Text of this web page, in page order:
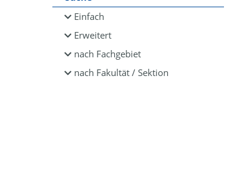
Einfach
Erweitert
nach Fachgebiet
nach Fakultät / Sektion